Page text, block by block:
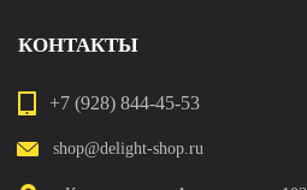
КОНТАКТЫ
+7 (928) 844-45-53
shop@delight-shop.ru